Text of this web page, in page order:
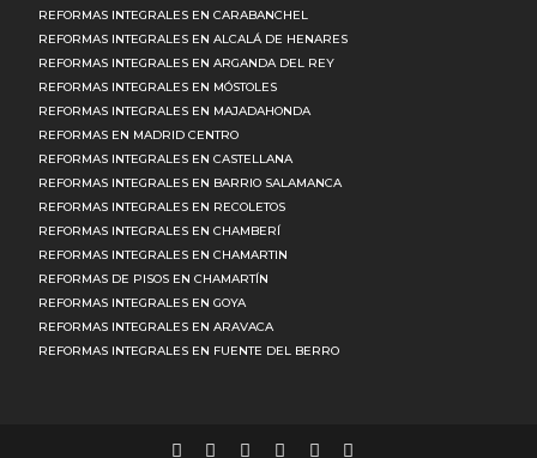
REFORMAS INTEGRALES EN CARABANCHEL
REFORMAS INTEGRALES EN ALCALÁ DE HENARES
REFORMAS INTEGRALES EN ARGANDA DEL REY
REFORMAS INTEGRALES EN MÓSTOLES
REFORMAS INTEGRALES EN MAJADAHONDA
REFORMAS EN MADRID CENTRO
REFORMAS INTEGRALES EN CASTELLANA
REFORMAS INTEGRALES EN BARRIO SALAMANCA
REFORMAS INTEGRALES EN RECOLETOS
REFORMAS INTEGRALES EN CHAMBERÍ
REFORMAS INTEGRALES EN CHAMARTIN
REFORMAS DE PISOS EN CHAMARTÍN
REFORMAS INTEGRALES EN GOYA
REFORMAS INTEGRALES EN ARAVACA
REFORMAS INTEGRALES EN FUENTE DEL BERRO